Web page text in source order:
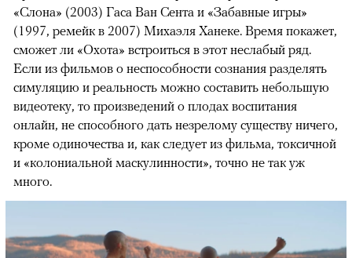
«Слона» (2003) Гаса Ван Сента и «Забавные игры»
(1997, ремейк в 2007) Михаэля Ханеке. Время покажет,
сможет ли «Охота» встроиться в этот неслабый ряд.
Если из фильмов о неспособности сознания разделять
симуляцию и реальность можно составить небольшую
видеотеку, то произведений о плодах воспитания
онлайн, не способного дать незрелому существу ничего,
кроме одиночества и, как следует из фильма, токсичной
и «колониальной маскулинности», точно не так уж
много.